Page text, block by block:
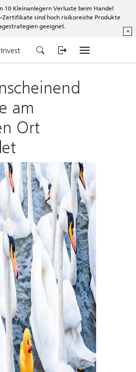
10 Kleinanlegern Verluste beim Handel
sind hoch risikoreiche Produkte
geeignet.
^
am
Ort